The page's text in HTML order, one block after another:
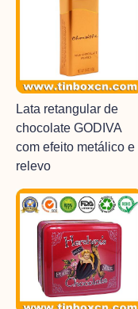
Lata retangular de
chocolate GODIVA
com efeito metálico e
relevo